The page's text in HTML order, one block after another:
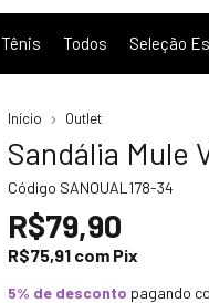
Tênis Todos Seleção
Início Outlet
Sandália Mule
Código SANOUAL178-34
R$79,90
R$75,91 com Pix
5% de desconto pagando